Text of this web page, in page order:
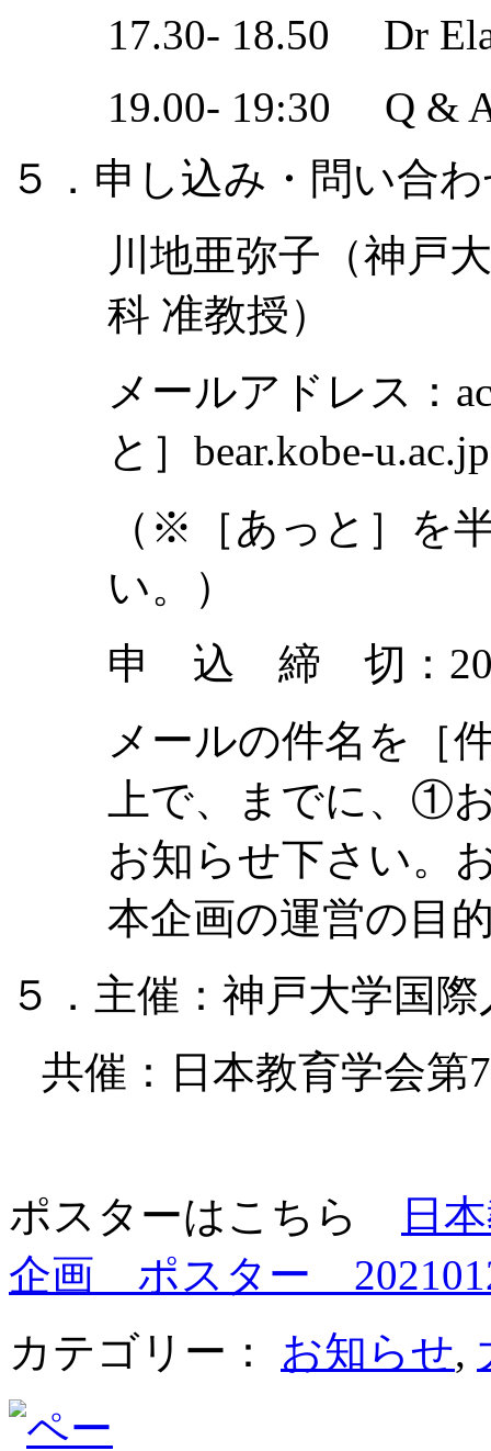
17.30- 18.50 Dr
19.00- 19:30 Q & A
５．申し込み・問い合
川地亜弥子（神戸
科 准教授）
メールアドレス：
と］bear.kobe-u.ac.jp
（※［あっと］を
い。）
申 込 締 切：
メールの件名を［
上で、までに、①
お知らせ下さい。
本企画の運営の目
５．主催：神戸大学国
共催：日本教育学会第
ポスターはこちら
日
企画 ポスター
カテゴリー： お知らせ,